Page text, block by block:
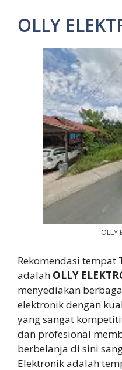
OLLY
OLLY
Rekomendasi tempat
adalah OLLY
menyediakan
elektronik dengan
yang sangat
dan profesional
berbelanja di sini
Elektronik adalah